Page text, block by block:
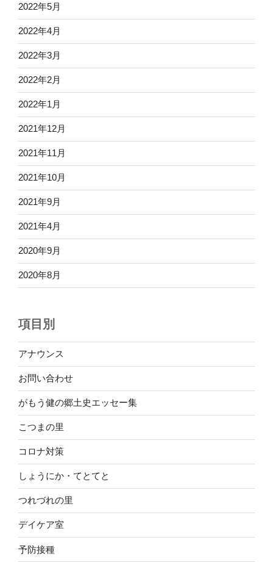
2022年5月
2022年4月
2022年3月
2022年2月
2022年1月
2021年12月
2021年11月
2021年10月
2021年9月
2021年4月
2020年9月
2020年8月
項目別
アナウンス
お問い合わせ
がもう健の郷土史エッセー集
こつまの里
コロナ対策
しょうにか・てとてと
つれづれの里
デイケア室
予防接種